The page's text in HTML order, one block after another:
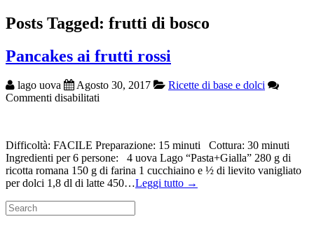
Posts Tagged: frutti di bosco
Pancakes ai frutti rossi
lago uova Agosto 30, 2017
Ricette di base e dolci
Commenti disabilitati
rossi
Difficoltà: FACILE Preparazione: 15 minuti Cottura: 30 minuti
Ingredienti per 6 persone: 4 uova Lago “Pasta+Gialla” 280 g di
ricotta romana 150 g di farina 1 cucchiaino e ½ di lievito vanigliato
per dolci 1,8 dl di latte 450…Leggi tutto →
Search
for: